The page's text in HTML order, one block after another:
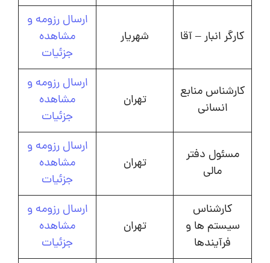
کارگر انبار – آقا شهریار
ارسال رزومه و
مشاهده
جزئیات
کارشناس منابع
انسانی
تهران
ارسال رزومه و
مشاهده
جزئیات
مسئول دفتر
مالی
تهران
ارسال رزومه و
مشاهده
جزئیات
کارشناس
سیستم ها و
فرآیندها
تهران
ارسال رزومه و
مشاهده
جزئیات